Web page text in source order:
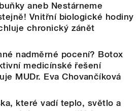
aneb Nestárneme
Vnitřní biologické hodiny
chronický zánět
nadměrné pocení? Botox
medicínské řešení
MUDr. Eva Chovančíková
které vadí teplo, světlo a